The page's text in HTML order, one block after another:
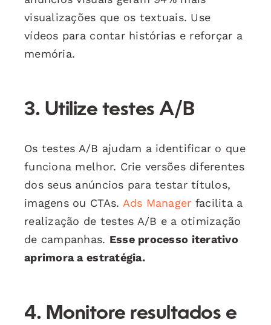
visualizações que os textuais. Use
vídeos para contar histórias e reforçar a
memória.
3. Utilize testes A/B
Os testes A/B ajudam a identificar o que
funciona melhor. Crie versões diferentes
dos seus anúncios para testar títulos,
imagens ou CTAs. Ads Manager facilita a
realização de testes A/B e a otimização
de campanhas. Esse processo iterativo
aprimora a estratégia.
4. Monitore resultados e